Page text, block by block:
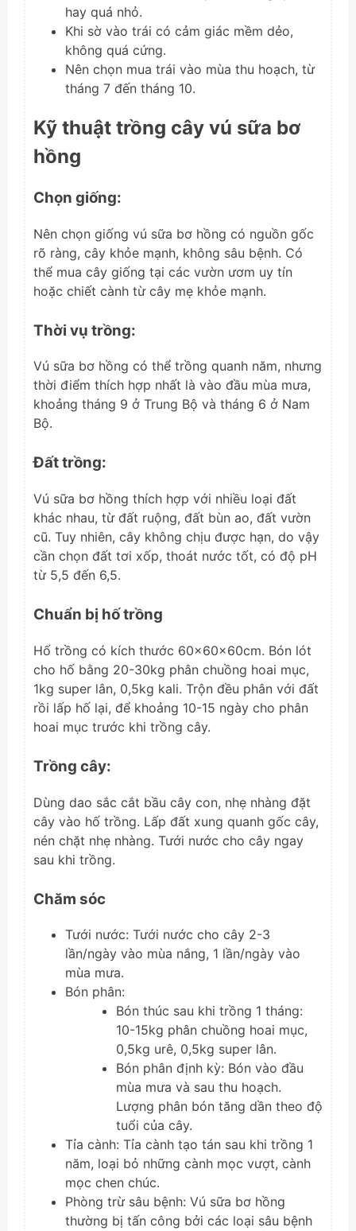
hay quá nhỏ.
Khi sờ vào trái có cảm giác mềm dẻo,
không quá cứng.
Nên chọn mua trái vào mùa thu hoạch, từ
tháng 7 đến tháng 10.
Kỹ thuật trồng cây vú sữa bơ
hồng
Chọn giống:
Nên chọn giống vú sữa bơ hồng có nguồn gốc
rõ ràng, cây khỏe mạnh, không sâu bệnh. Có
thể mua cây giống tại các vườn ươm uy tín
hoặc chiết cành từ cây mẹ khỏe mạnh.
Thời vụ trồng:
Vú sữa bơ hồng có thể trồng quanh năm, nhưng
thời điểm thích hợp nhất là vào đầu mùa mưa,
khoảng tháng 9 ở Trung Bộ và tháng 6 ở Nam
Bộ.
Đất trồng:
Vú sữa bơ hồng thích hợp với nhiều loại đất
khác nhau, từ đất ruộng, đất bùn ao, đất vườn
cũ. Tuy nhiên, cây không chịu được hạn, do vậy
cần chọn đất tơi xốp, thoát nước tốt, có độ pH
từ 5,5 đến 6,5.
Chuẩn bị hố trồng
Hố trồng có kích thước 60x60x60cm. Bón lót
cho hố bằng 20-30kg phân chuồng hoai mục,
1kg super lân, 0,5kg kali. Trộn đều phân với đất
rồi lấp hố lại, để khoảng 10-15 ngày cho phân
hoai mục trước khi trồng cây.
Trồng cây:
Dùng dao sắc cắt bầu cây con, nhẹ nhàng đặt
cây vào hố trồng. Lấp đất xung quanh gốc cây,
nén chặt nhẹ nhàng. Tưới nước cho cây ngay
sau khi trồng.
Chăm sóc
Tưới nước: Tưới nước cho cây 2-3
lần/ngày vào mùa nắng, 1 lần/ngày vào
mùa mưa.
Bón phân:
Bón thúc sau khi trồng 1 tháng:
10-15kg phân chuồng hoai mục,
0,5kg urê, 0,5kg super lân.
Bón phân định kỳ: Bón vào đầu
mùa mưa và sau thu hoạch.
Lượng phân bón tăng dần theo độ
tuổi của cây.
Tỉa cành: Tỉa cành tạo tán sau khi trồng 1
năm, loại bỏ những cành mọc vượt, cành
mọc chen chúc.
Phòng trừ sâu bệnh: Vú sữa bơ hồng
thường bị tấn công bởi các loại sâu bệnh